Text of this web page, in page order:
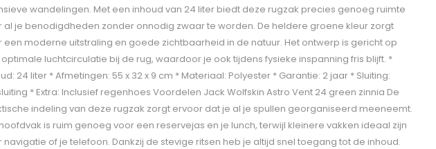
wandelingen. Met een inhoud van 24 liter biedt deze rugzak precies genoeg ruimte
al je benodigdheden zonder onnodig zwaar te worden. De heldere groene kleur zorgt
een moderne uitstraling en goede zichtbaarheid in de natuur. Het ontwerp is gericht op
luchtcirculatie bij de rug, waardoor je ook tijdens fysieke inspanning fris blijft. *
24 liter * Afmetingen: 55 x 32 x 9 cm * Materiaal: Polyester * Garantie: 2 jaar * Sluiting:
* Extra: Inclusief regenhoes Voordelen Jack Wolfskin Astro Vent 24 green zinnia De
indeling van deze rugzak zorgt ervoor dat je al je spullen georganiseerd meeneemt.
is ruim genoeg voor een reservejas en je lunch, terwijl kleinere vakken ideaal zijn
navigatie of je telefoon. Dankzij de stevige ritsen heb je altijd snel toegang tot de inhoud.